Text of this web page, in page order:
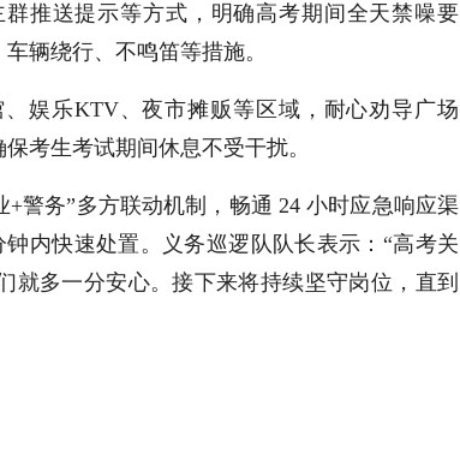
推送提示等方式，明确高考期间全天禁噪要
辆绕行、不鸣笛等措施。
娱乐KTV、夜市摊贩等区域，耐心劝导广场
考生考试期间休息不受干扰。
警务”多方联动机制，畅通 24 小时应急响应渠
内快速处置。义务巡逻队队长表示：“高考关
多一分安心。接下来将持续坚守岗位，直到